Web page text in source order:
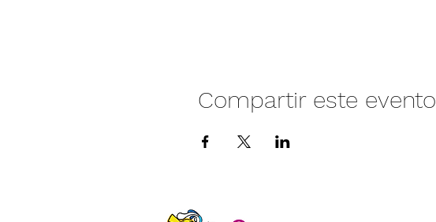
Compartir este evento